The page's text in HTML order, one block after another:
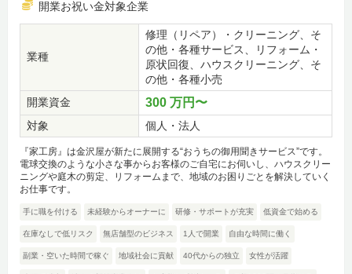
開業お祝い金対象企業
業種
修理（リペア）・クリーニング、そ
の他・各種サービス、リフォーム・
原状回復、ハウスクリーニング、そ
の他・各種小売
開業資金
300 万円〜
対象 個人・法人
『家工房』は金沢屋が新たに展開する“おうちの御用聞きサービス”です。
電球交換のような小さな事からお客様のご自宅にお伺いし、ハウスクリー
ニングや庭木の剪定、リフォームまで、地域のお困りごとを解決していく
お仕事です。
手に職を付ける 未経験からオーナーに 研修・サポートが充実 低資金で始める
在庫なしで低リスク 無店舗型のビジネス 1人で開業 自由な時間に働く
副業・空いた時間で稼ぐ 地域社会に貢献 40代からの独立 女性が活躍